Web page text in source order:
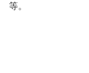
等。